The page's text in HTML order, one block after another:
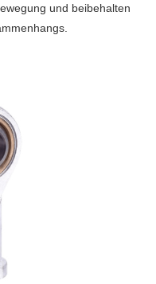
und beibehalten